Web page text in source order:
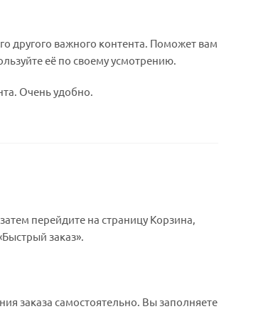
другого важного контента. Поможет вам
её по своему усмотрению.
Очень удобно.
перейдите на страницу Корзина,
заказ».
заказа самостоятельно. Вы заполняете